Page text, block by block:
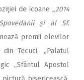
de icoane „2014
şi al Sf.
premii elevilor
Tecuci, „Palatul
„Sfântul Apostol